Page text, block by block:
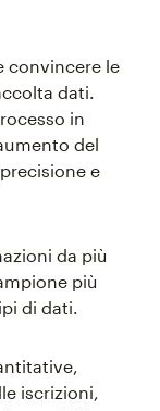
convincere le
dati.
in
del
e
da più
più
di dati.
iscrizioni,